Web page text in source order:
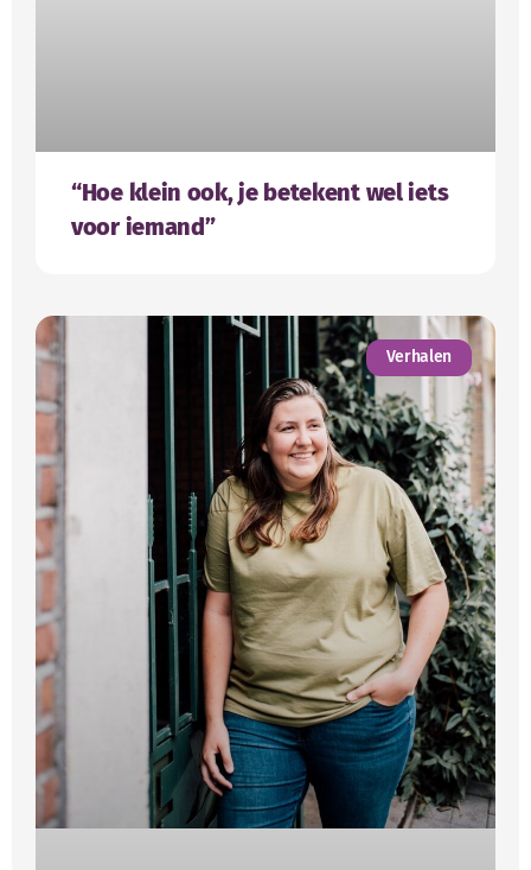
“Hoe klein ook, je betekent wel iets
voor iemand”
Verhalen